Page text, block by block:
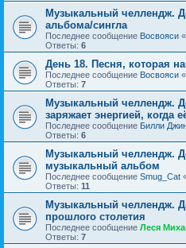
Музыкальный челлендж.
альбома/сингла
Последнее сообщение Восвояси «
Ответы: 6
День 18. Песня, которая
Последнее сообщение Восвояси «
Ответы: 7
Музыкальный челлендж.
заряжает энергией, когда
Последнее сообщение Билли
Ответы: 6
Музыкальный челлендж.
музыкальный альбом
Последнее сообщение Smug_Cat
Ответы: 11
Музыкальный челлендж.
прошлого столетия
Последнее сообщение Леся
Ответы: 7